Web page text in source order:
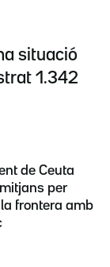
situació
1.342
de Ceuta
per
frontera amb